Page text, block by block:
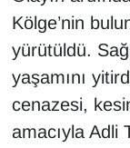
Kölge’nin
yürütüldü.
yaşamını
cenazesi,
amacıyla Adli